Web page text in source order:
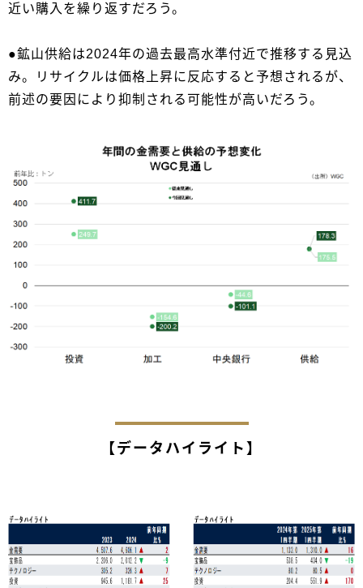
近い購入を繰り返すだろう。
●鉱山供給は2024年の過去最高水準付近で推移する見込
み。リサイクルは価格上昇に反応すると予想されるが、
前述の要因により抑制される可能性が高いだろう。
【データハイライト】